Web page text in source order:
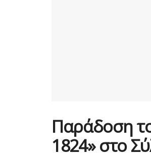
Παράδοση
1824» στο